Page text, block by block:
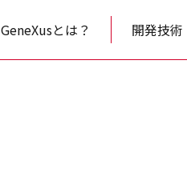
GeneXusとは？ 開発技術